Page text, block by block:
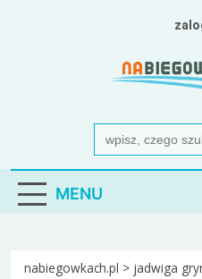
portal
Search
for:
MENU
nabiegowkach.pl > jadwiga